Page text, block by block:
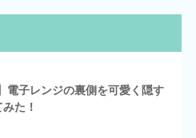
電子レンジの裏側を可愛く隠す
た！